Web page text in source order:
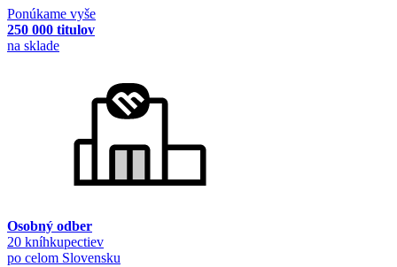
Ponúkame vyše
250 000 titulov
na sklade
Osobný odber
20 kníhkupectiev
po celom Slovensku